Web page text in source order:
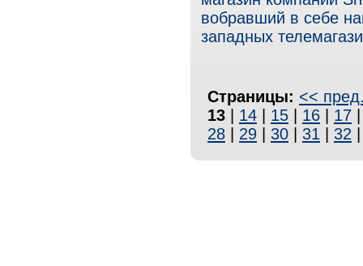
вобравший в себе
западных
Страницы: <<
13
14 15 16 17
28
29 30 31 32